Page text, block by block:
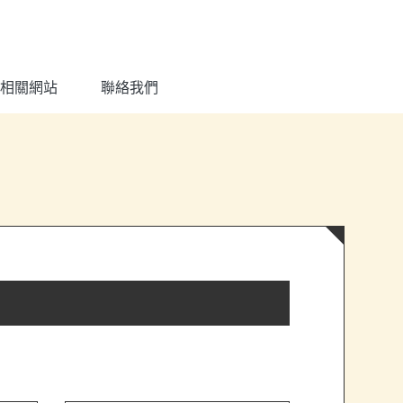
相關網站 聯絡我們